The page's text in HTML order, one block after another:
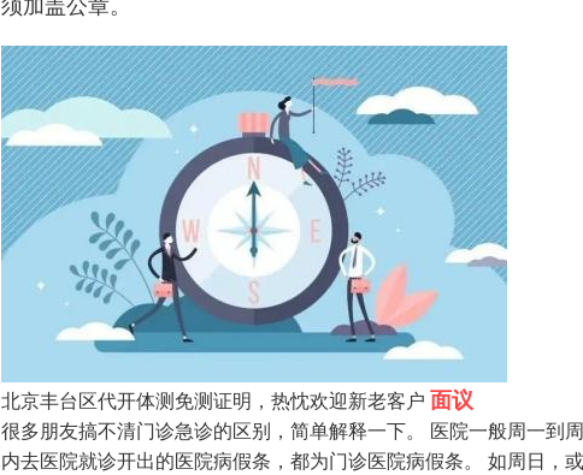
北京丰台区代开体测免测证明，热忱欢迎新老客户 面议
很多朋友搞不清门诊急诊的区别，简单解释一下。 医院一般周一
内去医院就诊开出的医院病假条，都为门诊医院病假条。 如周日